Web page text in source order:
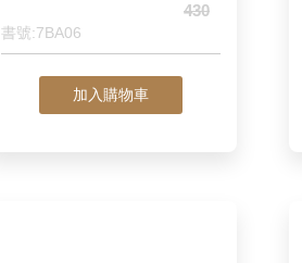
430
書號:7BA06
加入購物車